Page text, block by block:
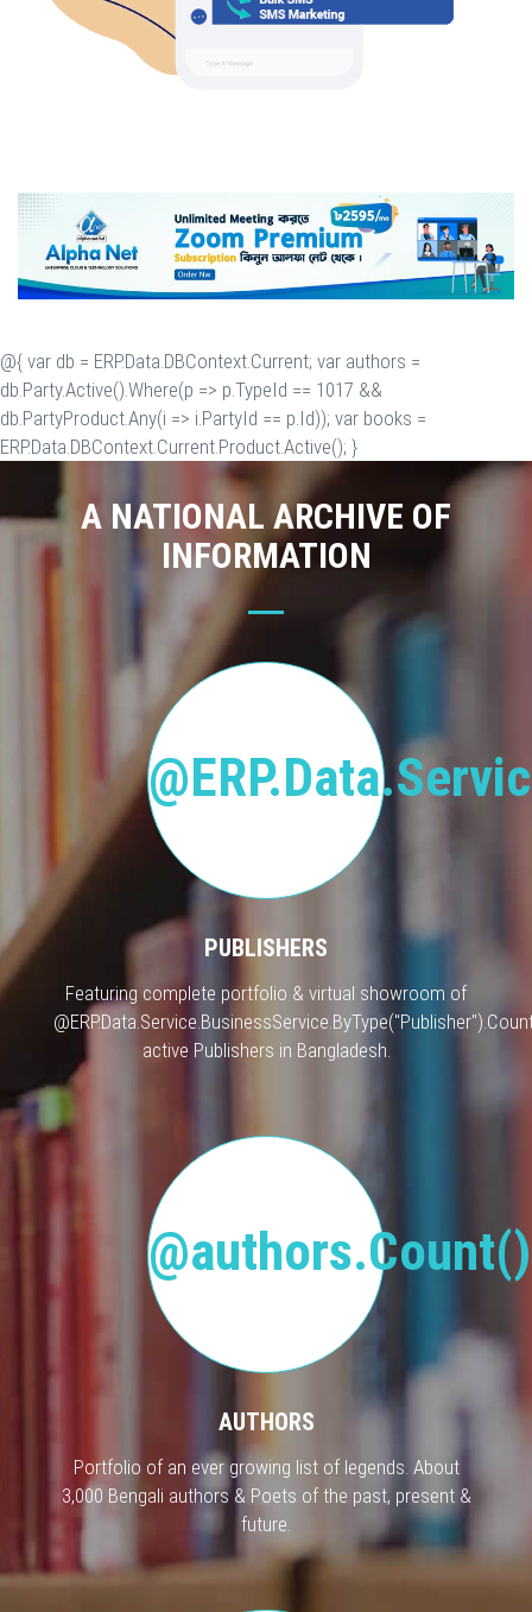
@{ var db = ERP.Data.DBContext.Current; var authors =
db.Party.Active().Where(p => p.TypeId == 1017 &&
db.PartyProduct.Any(i => i.PartyId == p.Id)); var books =
ERP.Data.DBContext.Current.Product.Active(); }
A NATIONAL ARCHIVE OF
INFORMATION
PUBLISHERS
Featuring complete portfolio & virtual showroom of
active Publishers in Bangladesh.
AUTHORS
Portfolio of an ever growing list of legends. About
3,000 Bengali authors & Poets of the past, present &
future.